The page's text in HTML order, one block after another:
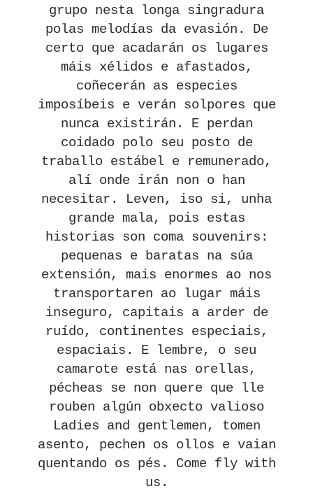
grupo nesta longa singradura
polas melodías da evasión. De
certo que acadarán os lugares
máis xélidos e afastados,
coñecerán as especies
imposíbeis e verán solpores que
nunca existirán. E perdan
coidado polo seu posto de
traballo estábel e remunerado,
alí onde irán non o han
necesitar. Leven, iso si, unha
grande mala, pois estas
historias son coma souvenirs:
pequenas e baratas na súa
extensión, mais enormes ao nos
transportaren ao lugar máis
inseguro, capitais a arder de
ruído, continentes especiais,
espaciais. E lembre, o seu
camarote está nas orellas,
pécheas se non quere que lle
rouben algún obxecto valioso
Ladies and gentlemen, tomen
asento, pechen os ollos e vaian
quentando os pés. Come fly with
us.